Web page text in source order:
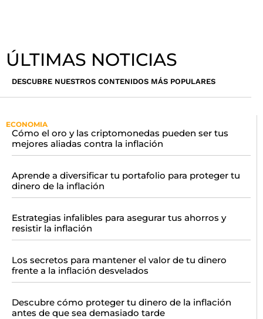
ÚLTIMAS NOTICIAS
DESCUBRE NUESTROS CONTENIDOS MÁS POPULARES
ECONOMIA
Cómo el oro y las criptomonedas pueden ser tus
mejores aliadas contra la inflación
Aprende a diversificar tu portafolio para proteger tu
dinero de la inflación
Estrategias infalibles para asegurar tus ahorros y
resistir la inflación
Los secretos para mantener el valor de tu dinero
frente a la inflación desvelados
Descubre cómo proteger tu dinero de la inflación
antes de que sea demasiado tarde